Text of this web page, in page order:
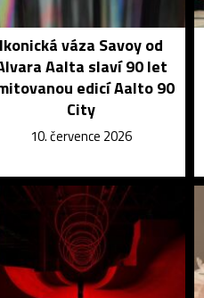
Ikonická váza Savoy od
Aalta slaví 90 let
edicí Aalto 90
City
10. července 2026